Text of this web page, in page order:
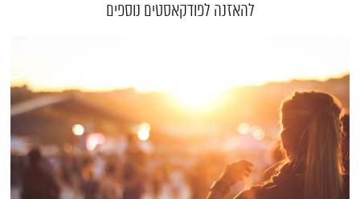
להאזנה לפודקאסטים נוספים